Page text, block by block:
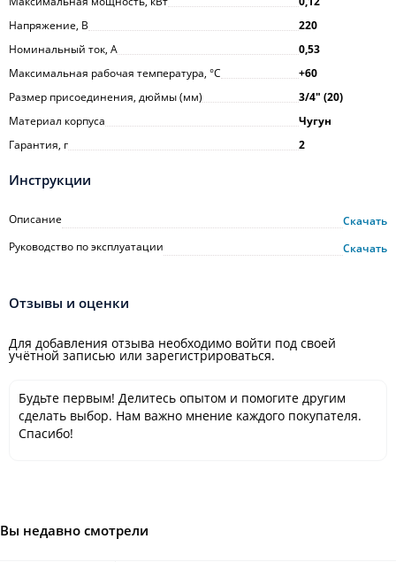
Напряжение, В
220
Номинальный ток, А
0,53
Максимальная рабочая температура, °С
+60
Размер присоединения, дюймы (мм)
3/4ʺ (20)
Материал корпуса
Чугун
Гарантия, г
2
Инструкции
Описание
Скачать
Руководство по эксплуатации
Скачать
Отзывы и оценки
Для добавления отзыва необходимо войти под своей
учётной записью или зарегистрироваться.
Будьте первым! Делитесь опытом и помогите другим
сделать выбор. Нам важно мнение каждого покупателя.
Спасибо!
Вы недавно смотрели